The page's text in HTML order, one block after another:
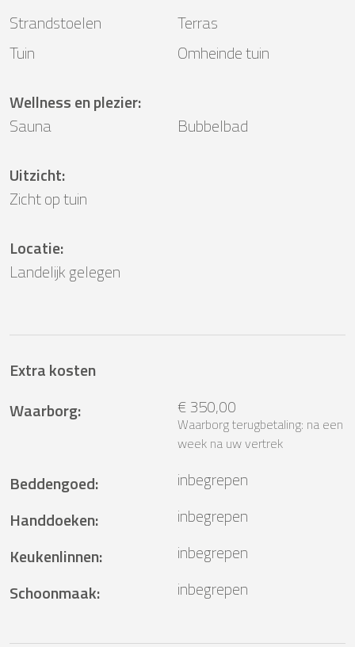
Strandstoelen
Terras
Tuin
Omheinde tuin
Wellness en plezier:
Sauna
Bubbelbad
Uitzicht:
Zicht op tuin
Locatie:
Landelijk gelegen
Extra kosten
Waarborg: € 350,00
Waarborg terugbetaling: na een
week na uw vertrek
Beddengoed:
inbegrepen
Handdoeken:
inbegrepen
Keukenlinnen:
inbegrepen
Schoonmaak: inbegrepen